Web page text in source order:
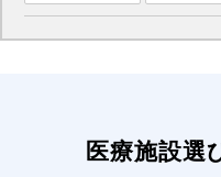
医療施設選